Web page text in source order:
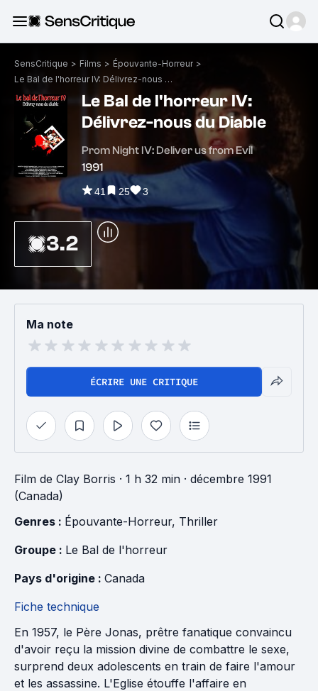
SensCritique > Films > Épouvante-Horreur >
Le Bal de l'horreur IV: Délivrez-nous du Diable
Le Bal de l'horreur IV:
Délivrez-nous du Diable
Prom Night IV: Deliver us from Evil
1991
41 25 3
3.2
Ma note
ÉCRIRE UNE CRITIQUE
Film de Clay Borris · 1 h 32 min · décembre 1991
(Canada)
Genres : Épouvante-Horreur, Thriller
Groupe : Le Bal de l'horreur
Pays d'origine : Canada
Fiche technique
En 1957, le Père Jonas, prêtre fanatique convaincu
d'avoir reçu la mission divine de combattre le sexe,
surprend deux adolescents en train de faire l'amour
et les assassine. L'Eglise étouffe l'affaire en